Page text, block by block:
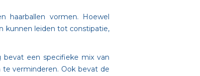
haarballen vormen. Hoewel
kunnen leiden tot constipatie,
bevat een specifieke mix van
verminderen. Ook bevat de